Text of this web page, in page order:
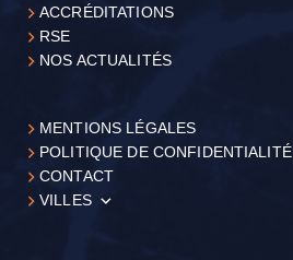
ACCRÉDITATIONS
RSE
NOS ACTUALITÉS
MENTIONS LÉGALES
POLITIQUE DE CONFIDENTIALITÉ
CONTACT
VILLES